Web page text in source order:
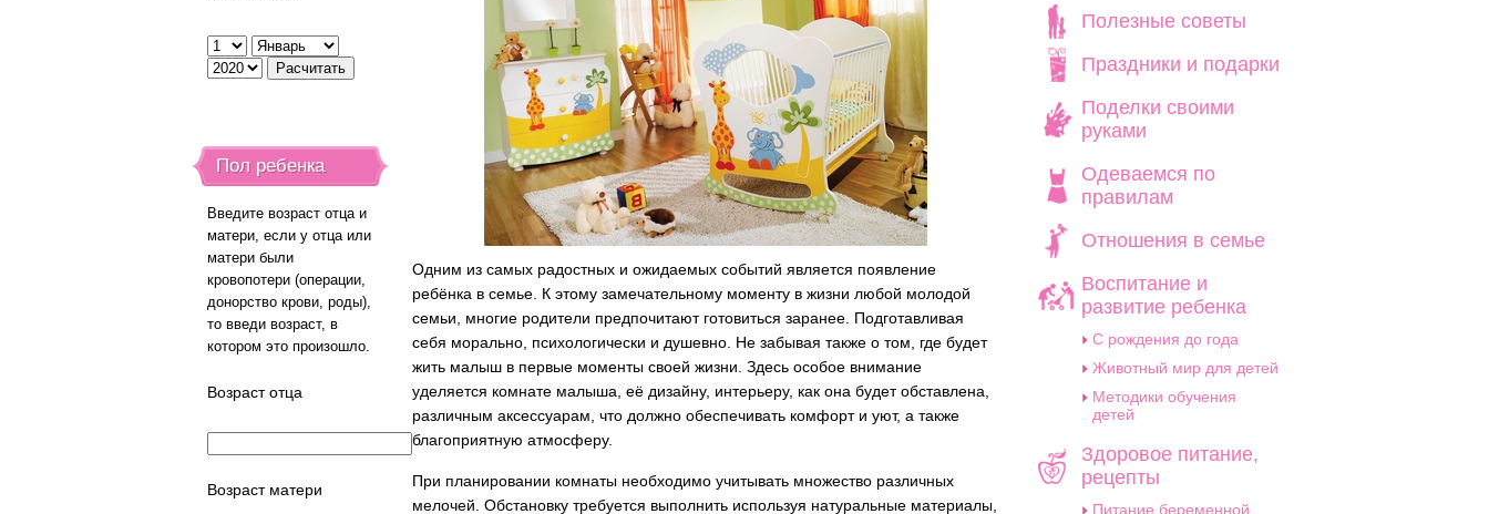
Одним из самых радостных и ожидаемых событий является появление
ребёнка в семье. К этому замечательному моменту в жизни любой молодой
семьи, многие родители предпочитают готовиться заранее. Подготавливая
себя морально, психологически и душевно. Не забывая также о том, где будет
жить малыш в первые моменты своей жизни. Здесь особое внимание
уделяется комнате малыша, её дизайну, интерьеру, как она будет обставлена,
различным аксессуарам, что должно обеспечивать комфорт и уют, а также
благоприятную атмосферу.
При планировании комнаты необходимо учитывать множество различных
мелочей. Обстановку требуется выполнить используя натуральные материалы,
Пол ребенка
Введите возраст отца и
матери, если у отца или
матери были
кровопотери (операции,
донорство крови, роды),
то введи возраст, в
котором это произошло.
Возраст отца
Возраст матери
Полезные советы
Праздники и подарки
Поделки своими
руками
Одеваемся по
правилам
Отношения в семье
Воспитание и
развитие ребенка
C рождения до года
Животный мир для детей
Методики обучения
детей
Здоровое питание,
рецепты
Питание беременной